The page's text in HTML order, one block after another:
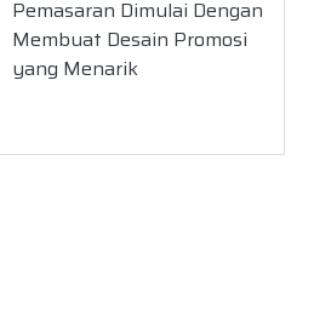
Pemasaran Dimulai Dengan
Membuat Desain Promosi
yang Menarik